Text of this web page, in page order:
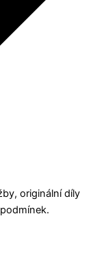
originální díly